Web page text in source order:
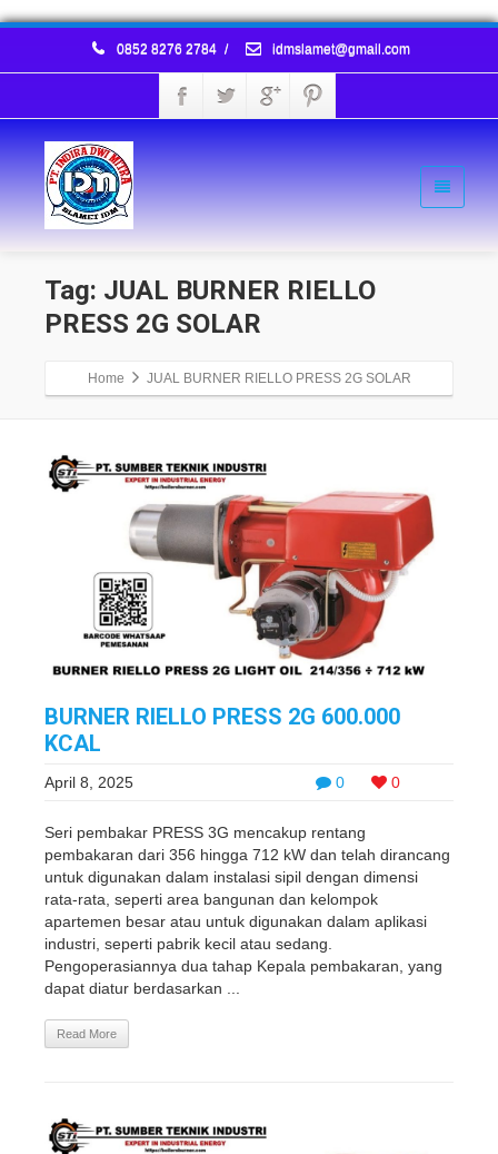
0852 8276 2784 / idmslamet@gmail.com
Tag: JUAL BURNER RIELLO
PRESS 2G SOLAR
Home JUAL BURNER RIELLO PRESS 2G SOLAR
BURNER RIELLO PRESS 2G 600.000
KCAL
0 0
April 8, 2025
Seri pembakar PRESS 3G mencakup rentang
pembakaran dari 356 hingga 712 kW dan telah dirancang
untuk digunakan dalam instalasi sipil dengan dimensi
rata-rata, seperti area bangunan dan kelompok
apartemen besar atau untuk digunakan dalam aplikasi
industri, seperti pabrik kecil atau sedang.
Pengoperasiannya dua tahap Kepala pembakaran, yang
dapat diatur berdasarkan ...
Read More